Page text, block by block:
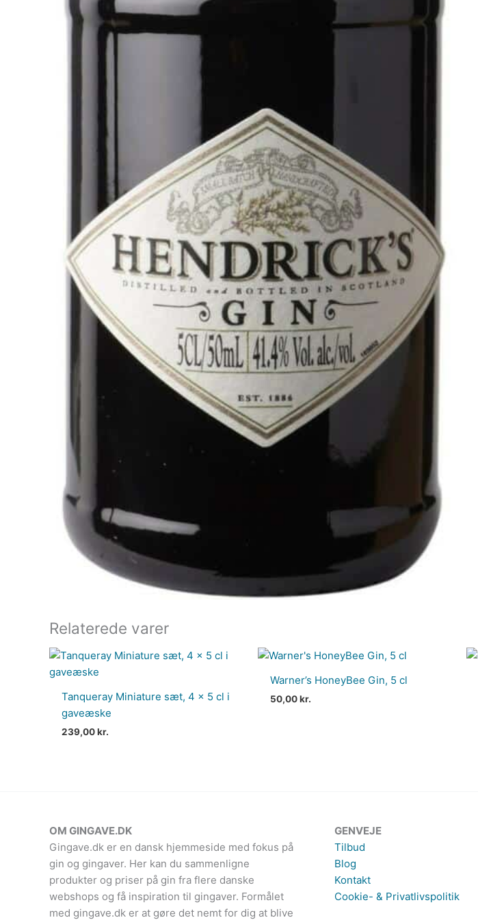
Relaterede varer
Tanqueray Miniature sæt, 4 x 5 cl i
gaveæske
239,00kr.
Warner’s HoneyBee Gin, 5 cl
50,00kr.
OM GINGAVE.DK
Gingave.dk er en dansk hjemmeside med fokus på
gin og gingaver. Her kan du sammenligne
produkter og priser på gin fra flere danske
webshops og få inspiration til gingaver. Formålet
med gingave.dk er at gøre det nemt for dig at blive
GENVEJE
Tilbud
Blog
Kontakt
Cookie- & Privatlivspolitik